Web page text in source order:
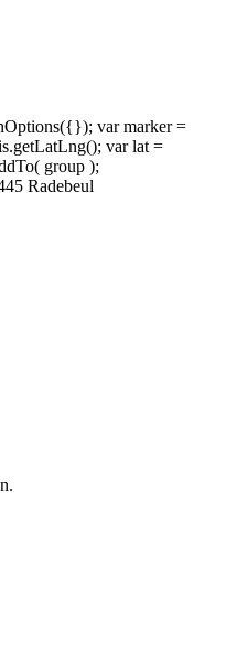
var marker =
var lat =
group );
Radebeul